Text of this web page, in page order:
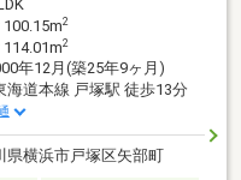
100.15m2
114.01m2
年12月(築25年9ヶ月)
海道本線 戸塚駅 徒歩13分
県横浜市戸塚区矢部町